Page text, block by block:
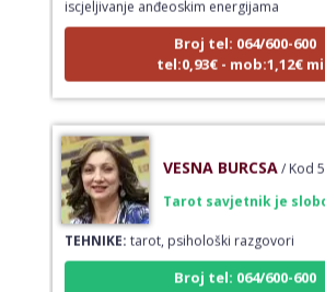
Broj tel: 064/600-600
tel:0,93€ - mob:1,12€ min
TEHNIKE:tarot, psihološki razgovori
Broj tel: 064/600-600
tel:0,93€ - mob:1,12€ min